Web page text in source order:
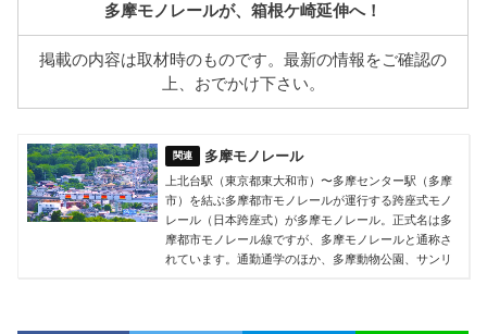
多摩モノレールが、箱根ケ崎延伸へ！
掲載の内容は取材時のものです。最新の情報をご確認の
上、おでかけ下さい。
多摩モノレール
上北台駅（東京都東大和市）〜多摩センター駅（多摩
市）を結ぶ多摩都市モノレールが運行する跨座式モノ
レール（日本跨座式）が多摩モノレール。正式名は多
摩都市モノレール線ですが、多摩モノレールと通称さ
れています。通勤通学のほか、多摩動物公園、サンリ